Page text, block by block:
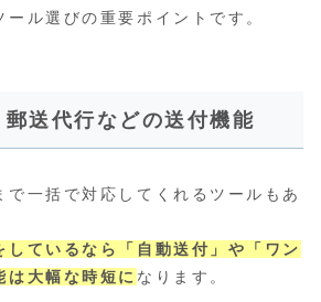
ール選びの重要ポイントです。
送代行などの送付機能
で一括で対応してくれるツールもあ
しているなら「自動送付」や「ワン
は大幅な時短に なります。